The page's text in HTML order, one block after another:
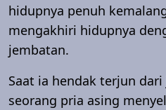
hidupnya penuh
mengakhiri hidupnya
jembatan.
Saat ia hendak terjun
seorang pria asing